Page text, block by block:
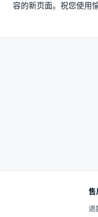
容的新页面。祝您使用愉
售
退